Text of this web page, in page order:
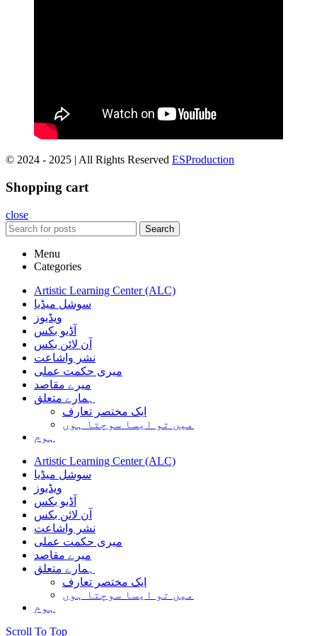
© 2024 - 2025 | All Rights Reserved ESProduction
Shopping cart
close
Search
Menu
Categories
Artistic Learning Center (ALC)
سوشل میڈیا
ویڈیوز
آڈیو بکس
آن لائن بکس
نشر واشاعت
میری حکمت عملی
میرے مقاصد
ہمارے متعلق
ایک مختصر تعارف
میں تو ایسا سوچتا ہوں
ہوم
Artistic Learning Center (ALC)
سوشل میڈیا
ویڈیوز
آڈیو بکس
آن لائن بکس
نشر واشاعت
میری حکمت عملی
میرے مقاصد
ہمارے متعلق
ایک مختصر تعارف
میں تو ایسا سوچتا ہوں
ہوم
Scroll To Top